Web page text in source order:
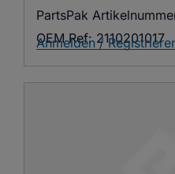
PartsPak
OEM Ref: 2110201017
Anmelden /